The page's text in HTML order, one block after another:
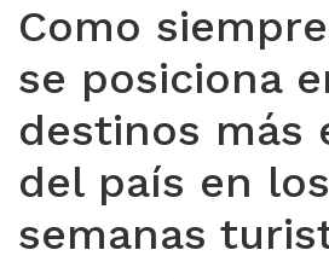
Como
se posiciona
destinos más
del país en
semanas